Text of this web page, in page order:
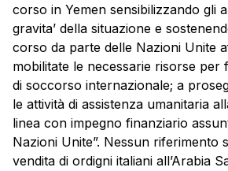
corso in Yemen sensibilizzando gli
gravita’ della situazione e
corso da parte delle Nazioni Unite
mobilitate le necessarie risorse per
di soccorso internazionale; a
le attività di assistenza umanitaria
linea con impegno finanziario
Nazioni Unite”. Nessun riferimento
vendita di ordigni italiani all’Arabia